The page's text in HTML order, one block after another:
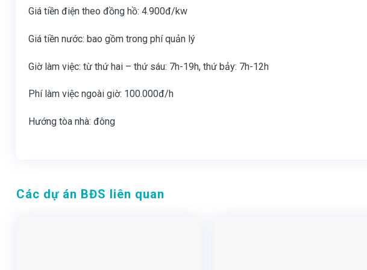
Giá tiền điện theo đồng hồ: 4.900đ/kw
Giá tiền nước: bao gồm trong phí quản lý
Giờ làm việc: từ thứ hai – thứ sáu: 7h-19h, thứ bảy: 7h-12h
Phí làm việc ngoài giờ: 100.000đ/h
Hướng tòa nhà: đông
Các dự án BĐS liên quan